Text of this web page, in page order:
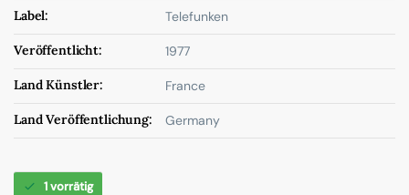
Label: Telefunken
Veröffentlicht: 1977
Land Künstler: France
Land Veröffentlichung: Germany
1 vorrätig